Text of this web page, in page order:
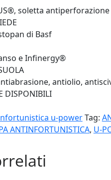
soletta
di Basf
e Infinergy®
antiolio,
DISPONIBILI
u-powerTag:
ANTINFORTUNISTICA, U-